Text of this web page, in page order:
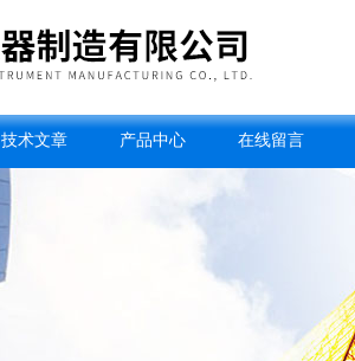
技术文章 产品中心 在线留言